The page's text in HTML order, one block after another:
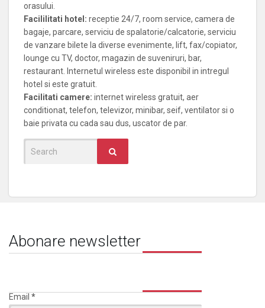
orasului.
Facililitati hotel: receptie 24/7, room service, camera de
bagaje, parcare, serviciu de spalatorie/calcatorie, serviciu
de vanzare bilete la diverse evenimente, lift, fax/copiator,
lounge cu TV, doctor, magazin de suveniruri, bar,
restaurant. Internetul wireless este disponibil in intregul
hotel si este gratuit.
Facilitati camere: internet wireless gratuit, aer
conditionat, telefon, televizor, minibar, seif, ventilator si o
baie privata cu cada sau dus, uscator de par.
for:
Abonare newsletter
Email *